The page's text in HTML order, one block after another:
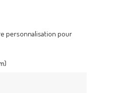
personnalisation pour